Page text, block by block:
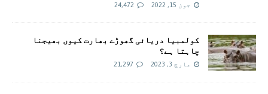
جون 15, 2022 24,472
کولمبیا دریائی گھوڑے بھارت کیوں بھیجنا
چاہتا ہے؟
مارچ 3, 2023 21,297